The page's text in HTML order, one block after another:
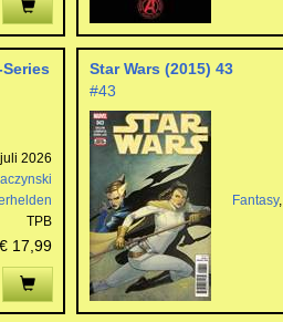
2026
TPB
€ 17,99
Star Wars (2015) 43
#43
Fantasy,